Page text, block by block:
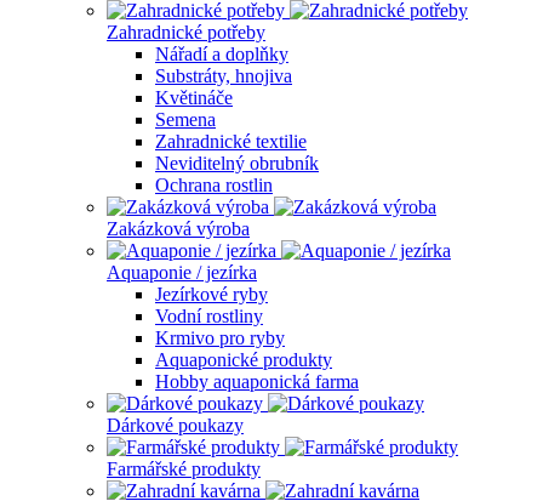
Zahradnické potřeby
Nářadí a doplňky
Substráty, hnojiva
Květináče
Semena
Zahradnické textilie
Neviditelný obrubník
Ochrana rostlin
Zakázková výroba
Aquaponie / jezírka
Jezírkové ryby
Vodní rostliny
Krmivo pro ryby
Aquaponické produkty
Hobby aquaponická farma
Dárkové poukazy
Farmářské produkty